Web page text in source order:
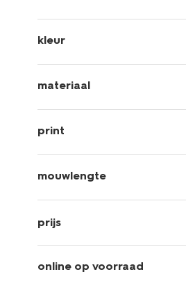
kleur
materiaal
print
mouwlengte
prijs
online op voorraad